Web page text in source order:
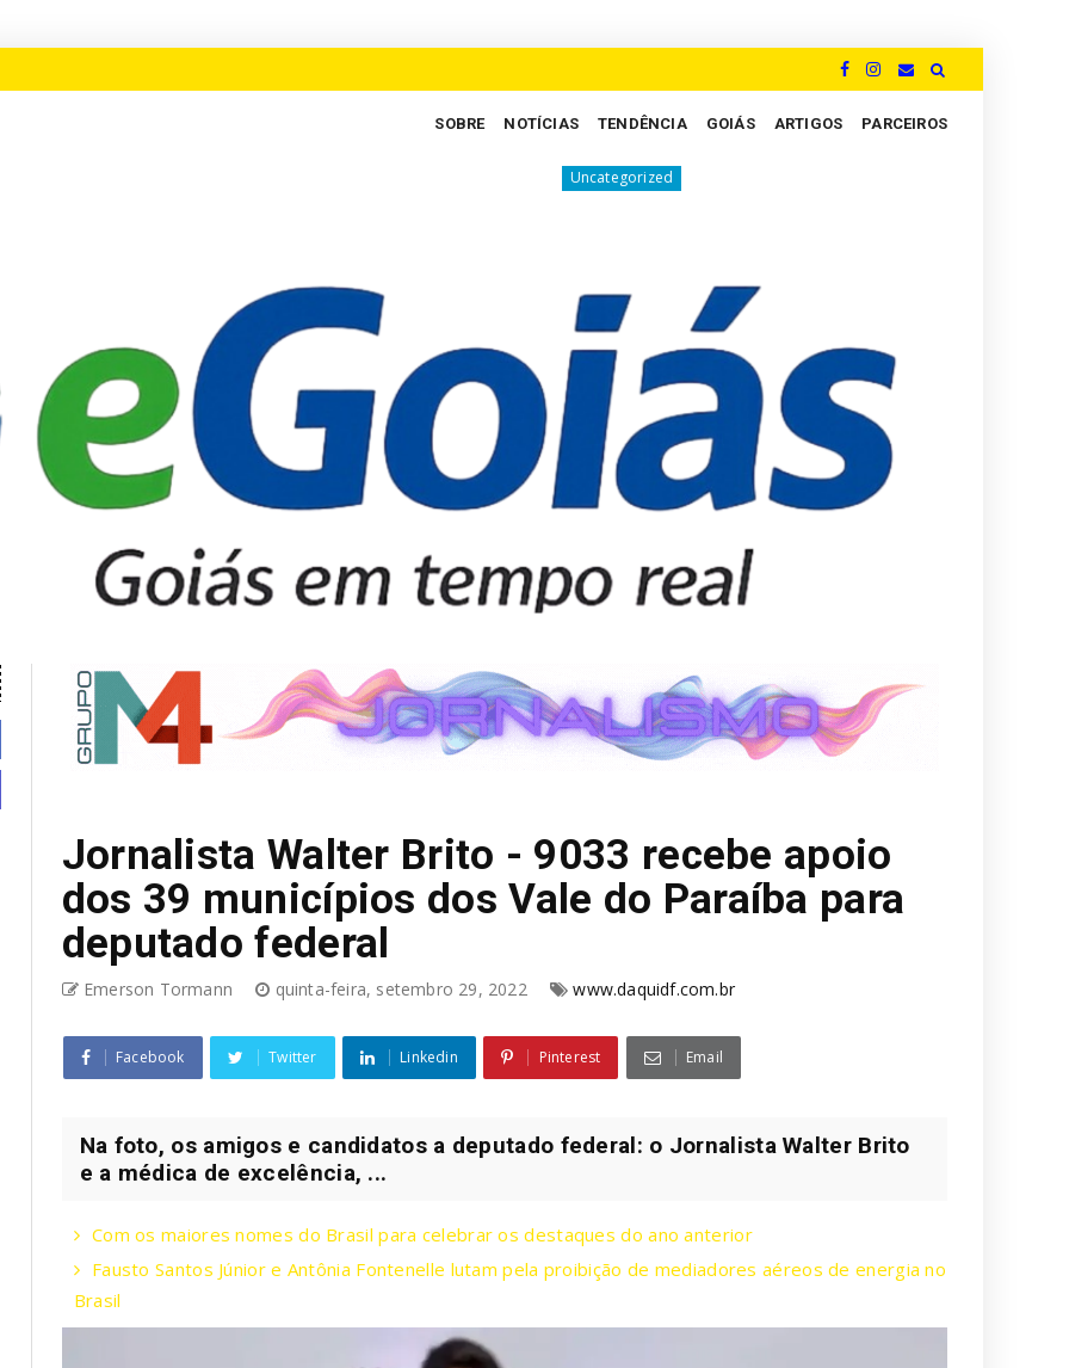
SOBRE NOTÍCIAS TENDÊNCIA GOIÁS ARTIGOS PARCEIROS
no coração do judiciário brasileiro Eita, trem bão! Arraiá do Comprexo vem aí!
Jornalista Walter Brito - 9033 recebe apoio
dos 39 municípios dos Vale do Paraíba para
deputado federal
Emerson Tormann quinta-feira, setembro 29, 2022 www.daquidf.com.br
Facebook Twitter Linkedin Pinterest Email
Na foto, os amigos e candidatos a deputado federal: o Jornalista Walter Brito
e a médica de excelência, ...
Com os maiores nomes do Brasil para celebrar os destaques do ano anterior
Fausto Santos Júnior e Antônia Fontenelle lutam pela proibição de mediadores aéreos de energia no
Brasil